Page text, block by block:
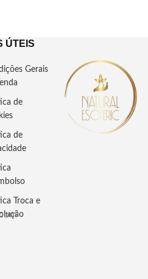
108 Contas de 8mm
Pode usar para criar mantras
exclusivos com base em cada
conjunto
Pode usar também como colar
ou pulseira dando 3 voltas.
Um instrumento de meditação e
ÚTEIS
Gerais
de
de
Troca e